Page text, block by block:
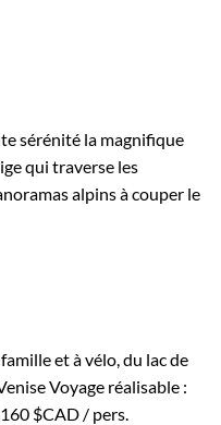
sérénité la magnifique
qui traverse les
alpins à couper le
et à vélo, du lac de
Voyage réalisable :
$CAD / pers.